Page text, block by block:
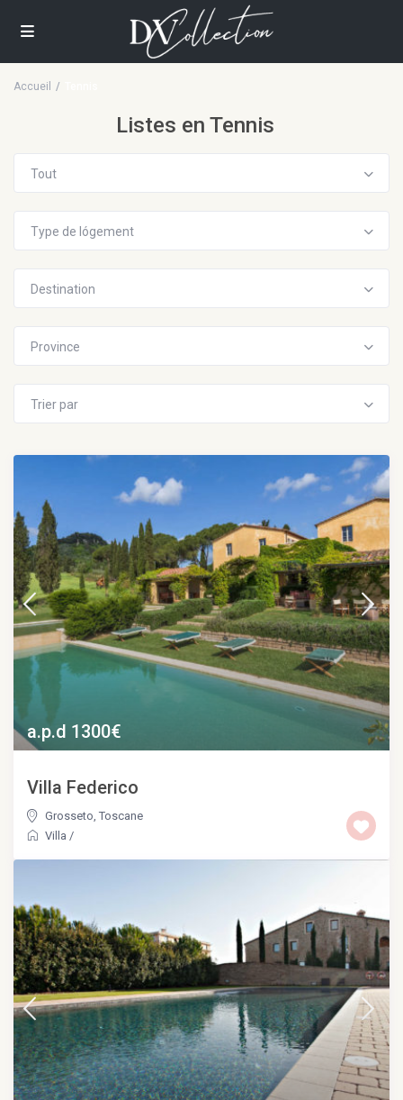
Accueil
Listes en Tennis
Tout
Type de lógement
Destination
Province
Trier par
a.p.d 1300€
Villa Federico
Grosseto,Toscane
Villa /